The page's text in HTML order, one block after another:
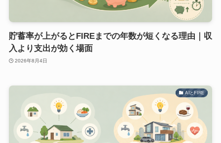
貯蓄率が上がるとFIREまでの年数が短くなる理由｜収
入より支出が効く場面
2026年8月4日
AIとFIRE